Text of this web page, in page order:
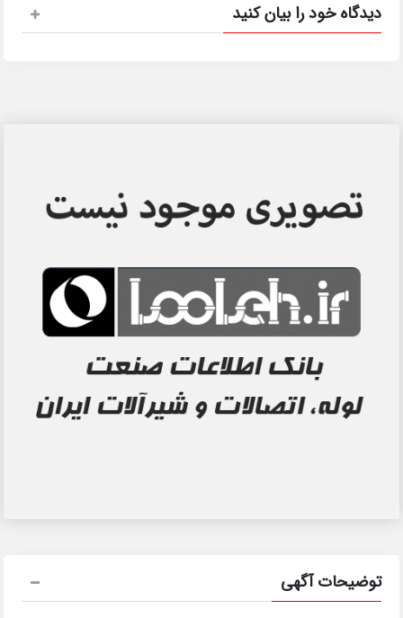
دیدگاه خود را بیان کنید
توضیحات آگهی